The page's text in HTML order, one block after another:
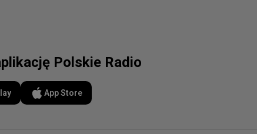
Polskie Radio
App Store